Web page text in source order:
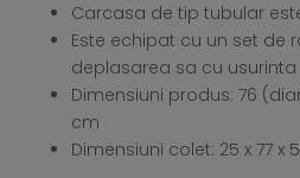
Carcasa de tip tubular
Este echipat cu un set de
deplasarea sa cu usurinta
Dimensiuni produs: 76
cm
Dimensiuni colet: 25 x 77 x